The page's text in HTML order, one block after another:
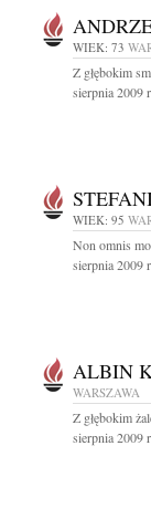
WIEK: 73
Z głębokim
sierpnia 2009
WIEK: 95
Non omnis
sierpnia 2009
ALBIN
WARSZAWA
Z głębokim
sierpnia 2009